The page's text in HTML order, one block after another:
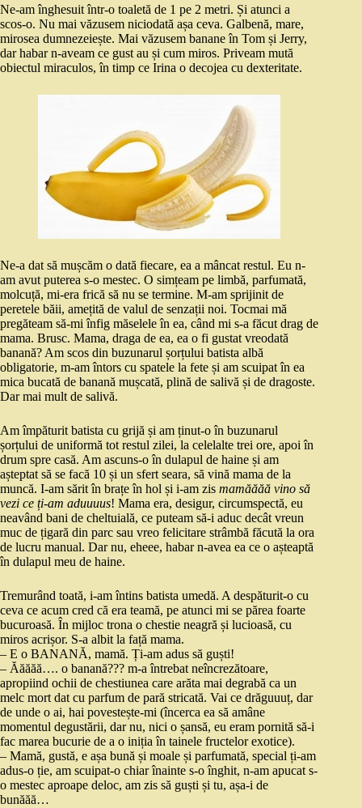
Ne-am înghesuit într-o toaletă de 1 pe 2 metri. Și atunci a
scos-o. Nu mai văzusem niciodată așa ceva. Galbenă, mare,
mirosea dumnezeiește. Mai văzusem banane în Tom și Jerry,
dar habar n-aveam ce gust au și cum miros. Priveam mută
obiectul miraculos, în timp ce Irina o decojea cu dexteritate.
Ne-a dat să mușcăm o dată fiecare, ea a mâncat restul. Eu n-
am avut puterea s-o mestec. O simțeam pe limbă, parfumată,
molcuță, mi-era frică să nu se termine. M-am sprijinit de
peretele băii, amețită de valul de senzații noi. Tocmai mă
pregăteam să-mi înfig măselele în ea, când mi s-a făcut drag de
mama. Brusc. Mama, draga de ea, ea o fi gustat vreodată
banană? Am scos din buzunarul șorțului batista albă
obligatorie, m-am întors cu spatele la fete și am scuipat în ea
mica bucată de banană mușcată, plină de salivă și de dragoste.
Dar mai mult de salivă.
Am împăturit batista cu grijă și am ținut-o în buzunarul
șorțului de uniformă tot restul zilei, la celelalte trei ore, apoi în
drum spre casă. Am ascuns-o în dulapul de haine și am
așteptat să se facă 10 și un sfert seara, să vină mama de la
muncă. I-am sărit în brațe în hol și i-am zis mamăăăă vino să
vezi ce ți-am aduuuus! Mama era, desigur, circumspectă, eu
neavând bani de cheltuială, ce puteam să-i aduc decât vreun
muc de țigară din parc sau vreo felicitare strâmbă făcută la ora
de lucru manual. Dar nu, eheee, habar n-avea ea ce o așteaptă
în dulapul meu de haine.
Tremurând toată, i-am întins batista umedă. A despăturit-o cu
ceva ce acum cred că era teamă, pe atunci mi se părea foarte
bucuroasă. În mijloc trona o chestie neagră și lucioasă, cu
miros acrișor. S-a albit la față mama.
– E o BANANĂ, mamă. Ți-am adus să guști!
– Ăăăăă…. o banană??? m-a întrebat neîncrezătoare,
apropiind ochii de chestiunea care arăta mai degrabă ca un
melc mort dat cu parfum de pară stricată. Vai ce drăguuuț, dar
de unde o ai, hai povestește-mi (încerca ea să amâne
momentul degustării, dar nu, nici o șansă, eu eram pornită să-i
fac marea bucurie de a o iniția în tainele fructelor exotice).
– Mamă, gustă, e așa bună și moale și parfumată, special ți-am
adus-o ție, am scuipat-o chiar înainte s-o înghit, n-am apucat s-
o mestec aproape deloc, am zis să guști și tu, așa-i de
bunăăă…